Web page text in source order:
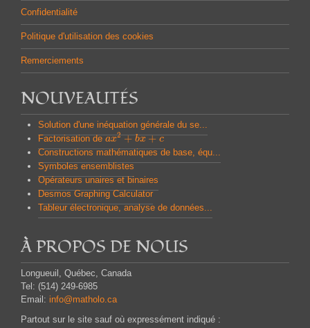
Confidentialité
Politique d'utilisation des cookies
Remerciements
NOUVEAUTÉS
Solution d'une inéquation générale du se...
Factorisation deax2 + bx + c
ax2+bx +c
Constructions mathématiques de base, équ...
Symboles ensemblistes
Opérateurs unaires et binaires
Desmos Graphing Calculator
Tableur électronique, analyse de données...
À PROPOS DE NOUS
Longueuil, Québec, Canada
Tel: (514) 249-6985
Email: info@matholo.ca
Partout sur le site sauf où expressément indiqué :